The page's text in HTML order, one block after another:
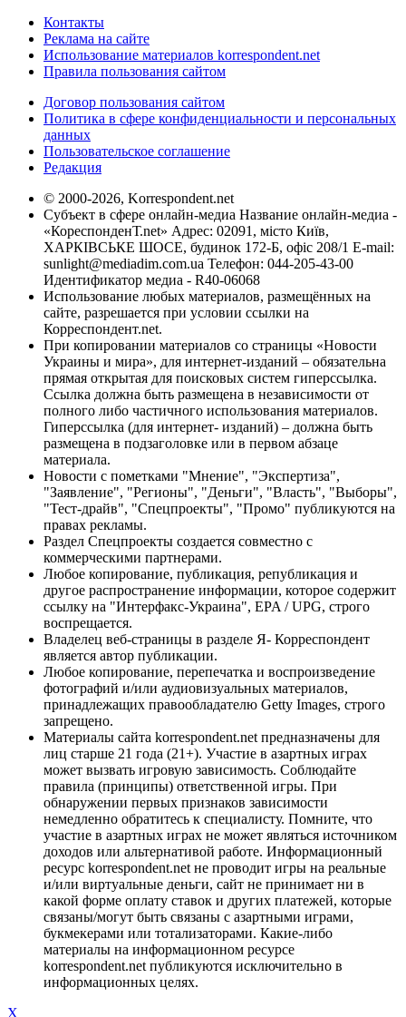
Контакты
Реклама на сайте
Использование материалов korrespondent.net
Правила пользования сайтом
Договор пользования сайтом
Политика в сфере конфиденциальности и персональных
данных
Пользовательское соглашение
Редакция
© 2000-2026, Korrespondent.net
Субъект в сфере онлайн-медиа Название онлайн-медиа -
«КореспонденТ.net» Адрес: 02091, місто Київ,
ХАРКІВСЬКЕ ШОСЕ, будинок 172-Б, офіс 208/1 E-mail:
sunlight@mediadim.com.ua Телефон: 044-205-43-00
Идентификатор медиа - R40-06068
Использование любых материалов, размещённых на
сайте, разрешается при условии ссылки на
Корреспондент.net.
При копировании материалов со страницы «Новости
Украины и мира», для интернет-изданий – обязательна
прямая открытая для поисковых систем гиперссылка.
Ссылка должна быть размещена в независимости от
полного либо частичного использования материалов.
Гиперссылка (для интернет- изданий) – должна быть
размещена в подзаголовке или в первом абзаце
материала.
Новости с пометками "Мнение", "Экспертиза",
"Заявление", "Регионы", "Деньги", "Власть", "Выборы",
"Тест-драйв", "Спецпроекты", "Промо" публикуются на
правах рекламы.
Раздел Спецпроекты создается совместно с
коммерческими партнерами.
Любое копирование, публикация, републикация и
другое распространение информации, которое содержит
ссылку на "Интерфакс-Украина", EPA / UPG, строго
воспрещается.
Владелец веб-страницы в разделе Я- Корреспондент
является автор публикации.
Любое копирование, перепечатка и воспроизведение
фотографий и/или аудиовизуальных материалов,
принадлежащих правообладателю Getty Images, строго
запрещено.
Материалы сайта korrespondent.net предназначены для
лиц старше 21 года (21+). Участие в азартных играх
может вызвать игровую зависимость. Соблюдайте
правила (принципы) ответственной игры. При
обнаружении первых признаков зависимости
немедленно обратитесь к специалисту. Помните, что
участие в азартных играх не может являться источником
доходов или альтернативой работе. Информационный
ресурс korrespondent.net не проводит игры на реальные
и/или виртуальные деньги, сайт не принимает ни в
какой форме оплату ставок и других платежей, которые
связаны/могут быть связаны с азартными играми,
букмекерами или тотализаторами. Какие-либо
материалы на информационном ресурсе
korrespondent.net публикуются исключительно в
информационных целях.
X